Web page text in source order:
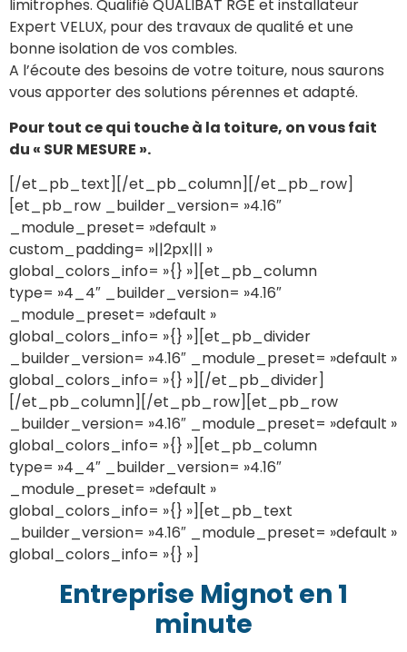
limitrophes. Qualifié QUALIBAT RGE et installateur
Expert VELUX, pour des travaux de qualité et une
bonne isolation de vos combles.
A l’écoute des besoins de votre toiture, nous saurons
vous apporter des solutions pérennes et adapté.
Pour tout ce qui touche à la toiture, on vous fait
du « SUR MESURE ».
[/et_pb_text][/et_pb_column][/et_pb_row]
[et_pb_row _builder_version= »4.16″
_module_preset= »default »
custom_padding= »||2px||| »
global_colors_info= »{} »][et_pb_column
type= »4_4″ _builder_version= »4.16″
_module_preset= »default »
global_colors_info= »{} »][et_pb_divider
_builder_version= »4.16″ _module_preset= »default »
global_colors_info= »{} »][/et_pb_divider]
[/et_pb_column][/et_pb_row][et_pb_row
_builder_version= »4.16″ _module_preset= »default »
global_colors_info= »{} »][et_pb_column
type= »4_4″ _builder_version= »4.16″
_module_preset= »default »
global_colors_info= »{} »][et_pb_text
_builder_version= »4.16″ _module_preset= »default »
global_colors_info= »{} »]
Entreprise Mignot en 1
minute